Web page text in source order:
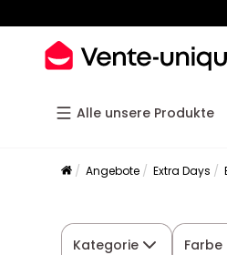
Alle unsere Produkte
Angebote Extra Days
Kategorie